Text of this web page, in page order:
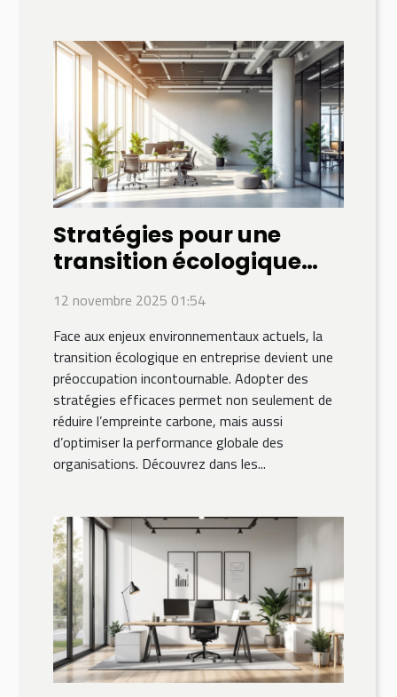
Stratégies pour une
transition écologique
réussie en entreprise
12 novembre 2025 01:54
Face aux enjeux environnementaux actuels, la
transition écologique en entreprise devient une
préoccupation incontournable. Adopter des
stratégies efficaces permet non seulement de
réduire l’empreinte carbone, mais aussi
d’optimiser la performance globale des
organisations. Découvrez dans les...